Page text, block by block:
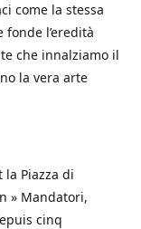
come la stessa
l’eredità
che innalziamo il
la vera arte
Piazza di
» Mandatori,
cinq